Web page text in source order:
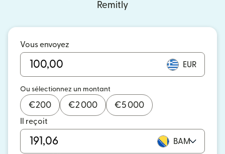
Remitly
Vous envoyez
EUR
Ou sélectionnez un montant
€200 €2 000 €5 000
Il reçoit
BAM